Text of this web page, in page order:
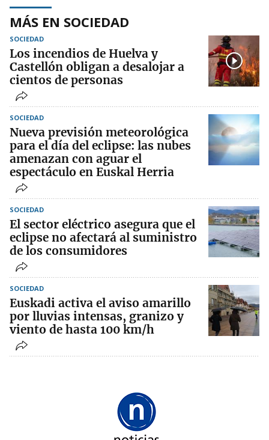
MÁS EN SOCIEDAD
SOCIEDAD
Los incendios de Huelva y
Castellón obligan a desalojar a
cientos de personas
SOCIEDAD
Nueva previsión meteorológica
para el día del eclipse: las nubes
amenazan con aguar el
espectáculo en Euskal Herria
SOCIEDAD
El sector eléctrico asegura que el
eclipse no afectará al suministro
de los consumidores
SOCIEDAD
Euskadi activa el aviso amarillo
por lluvias intensas, granizo y
viento de hasta 100 km/h